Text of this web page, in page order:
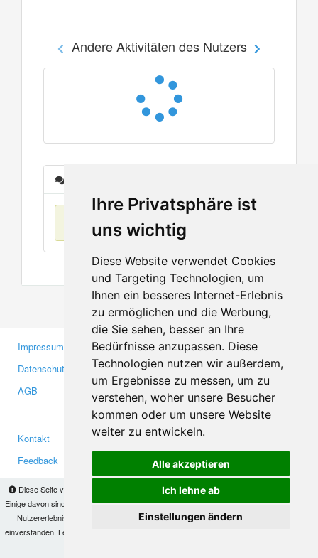
Ihre Privatsphäre ist
uns wichtig
Diese Website verwendet Cookies
und Targeting Technologien, um
Ihnen ein besseres Internet-Erlebnis
zu ermöglichen und die Werbung,
die Sie sehen, besser an Ihre
Bedürfnisse anzupassen. Diese
Technologien nutzen wir außerdem,
um Ergebnisse zu messen, um zu
verstehen, woher unsere Besucher
kommen oder um unsere Website
weiter zu entwickeln.
Alle akzeptieren
Ich lehne ab
Einstellungen ändern
Diese Seite verwendet Cookies, um Informationen auf Ihrem Computer zu speichern.
Einige davon sind notwendig, damit unsere Seite funktioniert, andere helfen uns dabei, das
Nutzererlebnis zu verbessern. Mit der Nutzung dieser Seite erklären Sie sich damit
einverstanden. Lesen Sie unsere
Andere Aktivitäten des Nutzers
Keine Einträge
Impressum
Datenschutzerklärung
AGB
Gewerbetreibende
Investoren
Medien
Kontakt
Feedback
Facebook
Twitter
YouTube
Google+